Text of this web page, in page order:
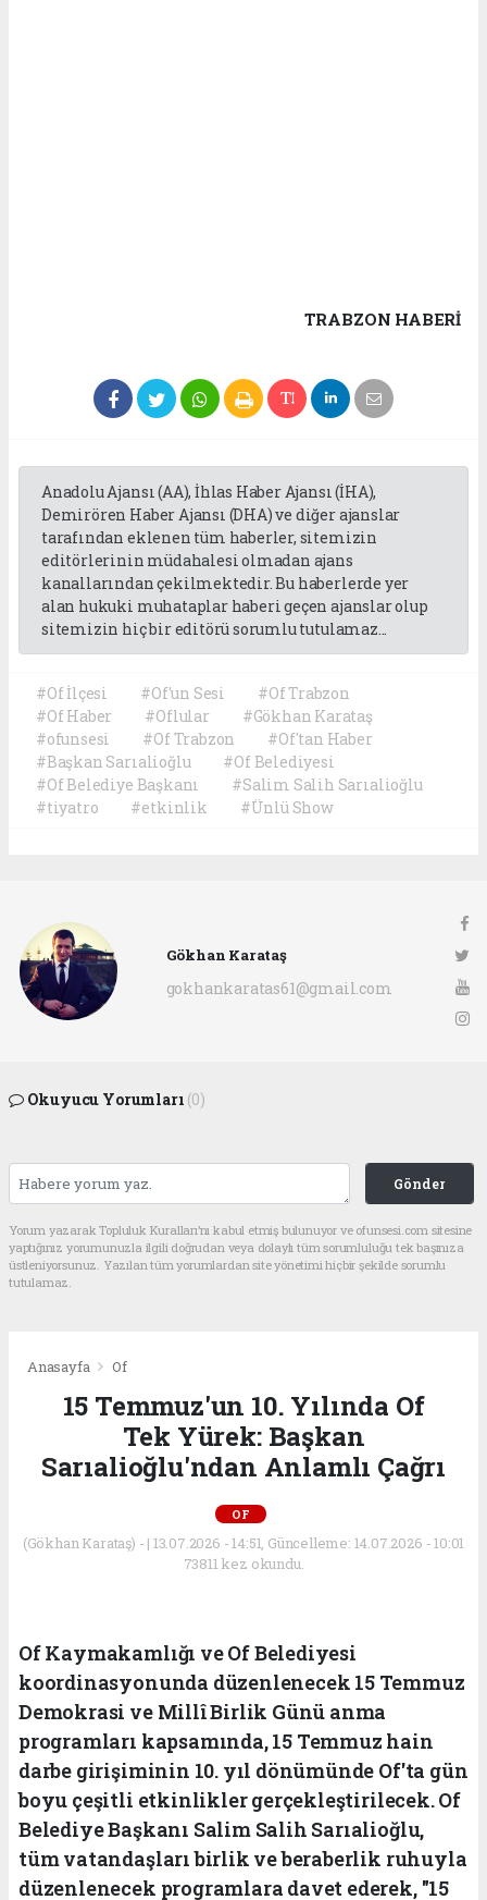
TRABZON HABERİ
Anadolu Ajansı (AA), İhlas Haber Ajansı (İHA),
Demirören Haber Ajansı (DHA) ve diğer ajanslar
tarafından eklenen tüm haberler, sitemizin
editörlerinin müdahalesi olmadan ajans
kanallarından çekilmektedir. Bu haberlerde yer
alan hukuki muhataplar haberi geçen ajanslar olup
sitemizin hiç bir editörü sorumlu tutulamaz...
#Of İlçesi #Of'un Sesi
#Of Trabzon
#Of Haber
#Oflular
#Gökhan Karataş
#ofunsesi
#Of Trabzon
#Of'tan Haber
#Başkan Sarıalioğlu
#Of Belediyesi
#Of Belediye Başkanı
#Salim Salih Sarıalioğlu
#tiyatro
#etkinlik #Ünlü Show
Gökhan Karataş
gokhankaratas61@gmail.com
Okuyucu Yorumları (0)
Gönder
Yorum yazarak Topluluk Kuralları’nı kabul etmiş bulunuyor ve ofunsesi.com sitesine
yaptığınız yorumunuzla ilgili doğrudan veya dolaylı tüm sorumluluğu tek başınıza
üstleniyorsunuz. Yazılan tüm yorumlardan site yönetimi hiçbir şekilde sorumlu
tutulamaz.
Anasayfa Of
15 Temmuz'un 10. Yılında Of
Tek Yürek: Başkan
Sarıalioğlu'ndan Anlamlı Çağrı
OF
(Gökhan Karataş) - | 13.07.2026 - 14:51, Güncelleme: 14.07.2026 - 10:01
73811 kez okundu.
Of Kaymakamlığı ve Of Belediyesi
koordinasyonunda düzenlenecek 15 Temmuz
Demokrasi ve Millî Birlik Günü anma
programları kapsamında, 15 Temmuz hain
darbe girişiminin 10. yıl dönümünde Of'ta gün
boyu çeşitli etkinlikler gerçekleştirilecek. Of
Belediye Başkanı Salim Salih Sarıalioğlu,
tüm vatandaşları birlik ve beraberlik ruhuyla
düzenlenecek programlara davet ederek, "15